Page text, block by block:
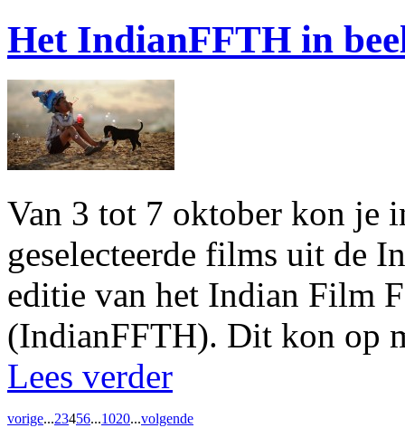
Het IndianFFTH in
Van 3 tot 7 oktober kon je
geselecteerde films uit de
editie van het Indian Film
(IndianFFTH). Dit kon op
Lees verder
vorige...23456...1020...volgende